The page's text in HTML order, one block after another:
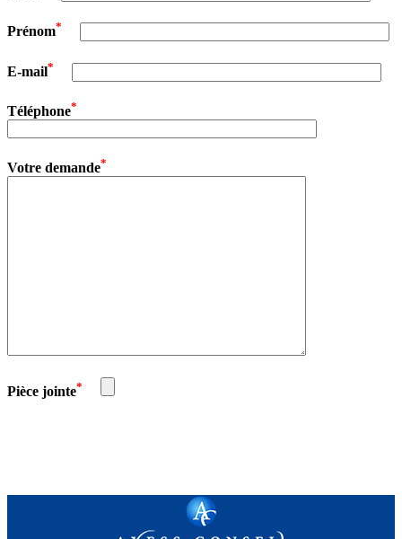
Prénom*
E-mail*
Téléphone*
Votre demande*
Pièce jointe*